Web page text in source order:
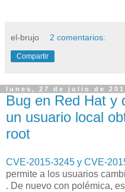
el-brujo 2 comentarios:
Compartir
lunes, 27 de julio de
Bug en Red Hat y
un usuario local
root
CVE-2015-3245 y CVE-
permite a los usuarios
. De nuevo con polémica,